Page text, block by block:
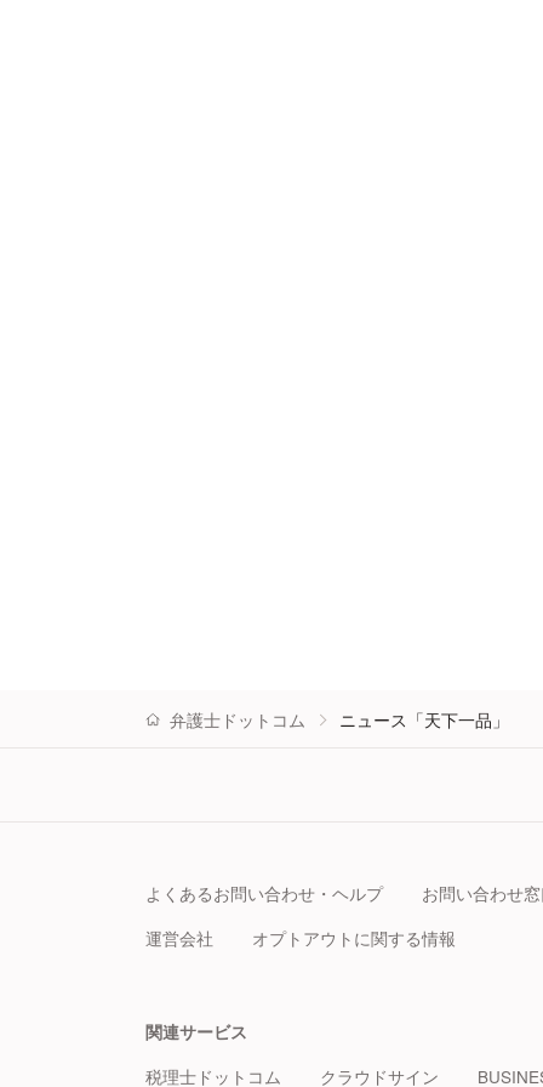
弁護士ドットコム ニュース「天下一品」
よくあるお問い合わせ・ヘルプ
お問い合わせ
運営会社
オプトアウトに関する情報
関連サービス
税理士ドットコム
クラウドサイン